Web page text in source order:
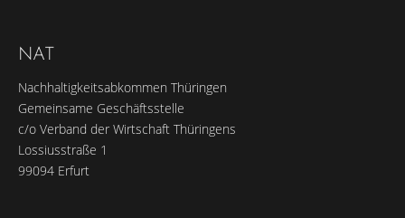
NAT
Nachhaltigkeitsabkommen Thüringen
Gemeinsame Geschäftsstelle
c/o Verband der Wirtschaft Thüringens
Lossiusstraße 1
99094 Erfurt